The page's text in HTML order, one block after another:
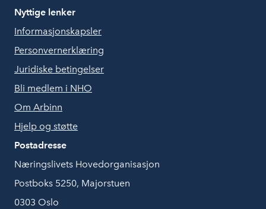
Nyttige lenker
Informasjonskapsler
Personvernerklæring
Juridiske betingelser
Bli medlem i NHO
Om Arbinn
Hjelp og støtte
Postadresse
Næringslivets Hovedorganisasjon
Postboks 5250, Majorstuen
0303 Oslo